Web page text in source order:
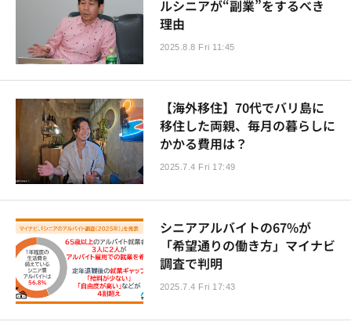
ルシニアが“副業”をするべき
理由
2025.8.8 Fri 11:45
【海外移住】70代でバリ島に
移住した両親、毎月の暮らしに
かかる費用は？
2025.7.4 Fri 17:49
シニアアルバイトの67%が
「希望通りの働き方」マイナビ
調査で判明
2025.7.4 Fri 17:43